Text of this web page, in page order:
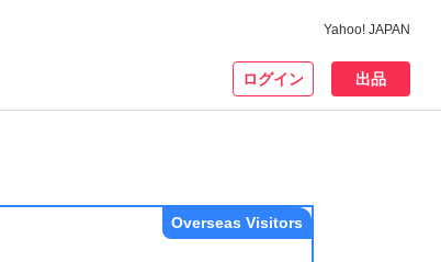
Yahoo! JAPAN
ログイン 出品
Overseas Visitors